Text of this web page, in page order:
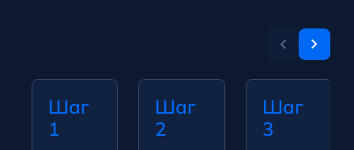
Шаг
1
Шаг
2
Шаг
3